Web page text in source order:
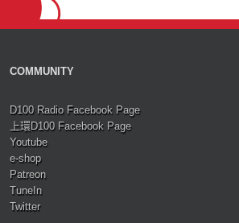
COMMUNITY
D100 Radio Facebook Page
上環D100 Facebook Page
Youtube
e-shop
Patreon
TuneIn
Twitter